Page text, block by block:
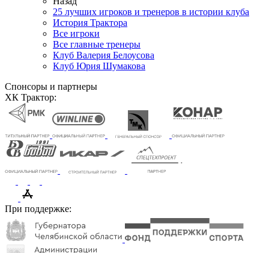
25 лучших игроков и тренеров в истории клуба
История Трактора
Все игроки
Все главные тренеры
Клуб Валерия Белоусова
Клуб Юрия Шумакова
Спонсоры и партнеры
ХК Трактор:
При поддержке: